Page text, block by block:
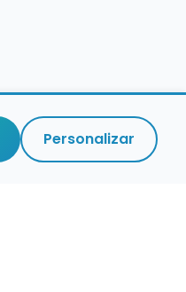
Personalizar